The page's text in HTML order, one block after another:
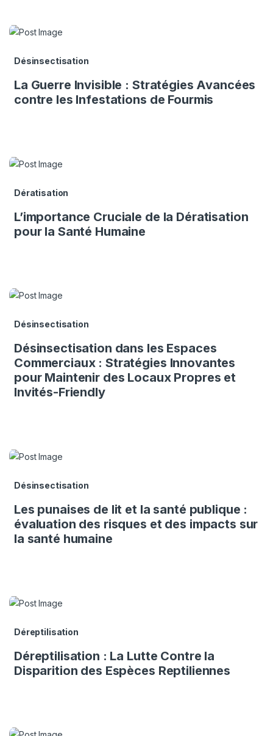
Désinsectisation
La Guerre Invisible : Stratégies Avancées
contre les Infestations de Fourmis
Dératisation
L’importance Cruciale de la Dératisation
pour la Santé Humaine
Désinsectisation
Désinsectisation dans les Espaces
Commerciaux : Stratégies Innovantes
pour Maintenir des Locaux Propres et
Invités-Friendly
Désinsectisation
Les punaises de lit et la santé publique :
évaluation des risques et des impacts sur
la santé humaine
Déreptilisation
Déreptilisation : La Lutte Contre la
Disparition des Espèces Reptiliennes